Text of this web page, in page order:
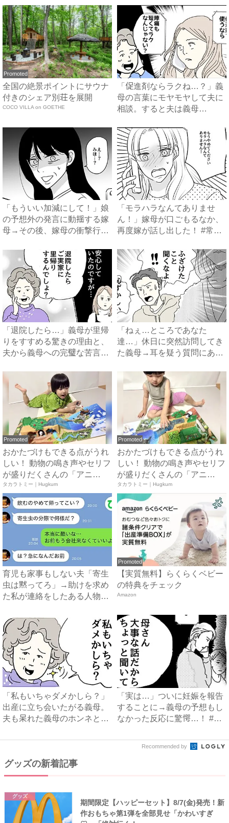
Promoted
全国の絶景ポイントにサウナ
付きのシェア別荘を展開
COCO VILLA on GOETHE
「促進剤ならラクね…？」義
母の言葉にモヤモヤして夫に
相談。すると夫は義母
「もういい加減にして！」娘
の予想外の発言に動揺する嫁
母→その後、嫁母の衝撃行動
「モラハラなんてありませ
ん！」嫁母が口ごもるなか、
再度嫁が話し出した！ #常識
「退院したら…」義母が里帰
りをすすめる驚きの理由と、
夫から義母への完璧な苦言
「ねぇ…ところであなた
達…」休日に突然訪問してき
た義母→耳を疑う質問にあ
Promoted
おかたづけもできる点がうれ
しい！ 動物の鳴き声やセリフ
が盛りだくさんの「アニ
ア ...
タカラトミー｜Hugkum
Promoted
おかたづけもできる点がうれ
しい！ 動物の鳴き声やセリフ
が盛りだくさんの「アニ
ア ...
タカラトミー｜Hugkum
育児も家事もしない夫「寄生
虫は黙ってろ」→助けを求め
た私が連絡をしたある人物と
Promoted
【実質無料】らくらくベビー
の特典をチェック
Amazon
「私もいちゃダメかしら？」
出産に立ち会いたがる義母。
夫も呆れた義母のホンネと
「実は…」ついに妊娠を報告
することに→義母の予想もし
なかった反応に驚愕…！ #
Recommended by
グッズの新着記事
グッズ
期間限定【ハッピーセット】8/7(金)発売！新
作おもちゃ第1弾を全部見せ「かわいすぎ